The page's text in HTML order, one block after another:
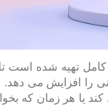
تهیه شده است
را افزایش می
یا هر زمان که